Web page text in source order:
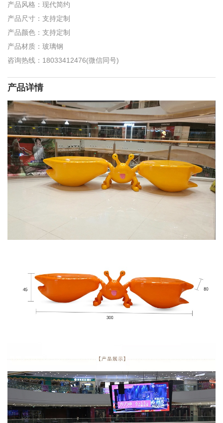
产品风格：现代简约
产品尺寸：支持定制
产品颜色：支持定制
产品材质：玻璃钢
咨询热线：18033412476(微信同号)
产品详情